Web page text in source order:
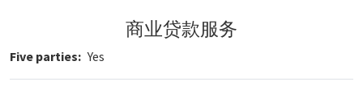
商业贷款服务
Five parties Yes